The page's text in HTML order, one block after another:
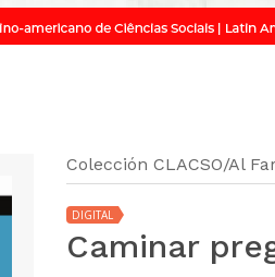
Colección CLACSO/Al
DIGITAL
Caminar